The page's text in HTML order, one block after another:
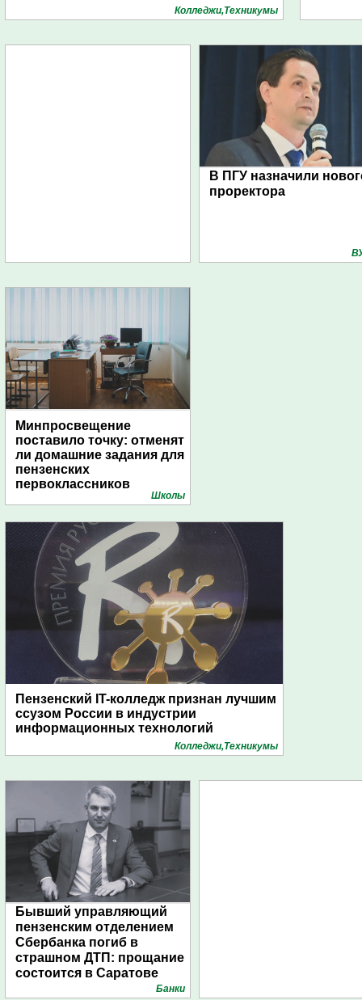
Колледжи,Техникумы
В ПГУ назначили
проректора
Минпросвещение
поставило точку: отменят
ли домашние задания для
пензенских
первоклассников
Школы
Пензенский IT-колледж признан лучшим
ссузом России в индустрии
информационных технологий
Колледжи,Техникумы
Бывший управляющий
пензенским отделением
Сбербанка погиб в
страшном ДТП: прощание
состоится в Саратове
Банки